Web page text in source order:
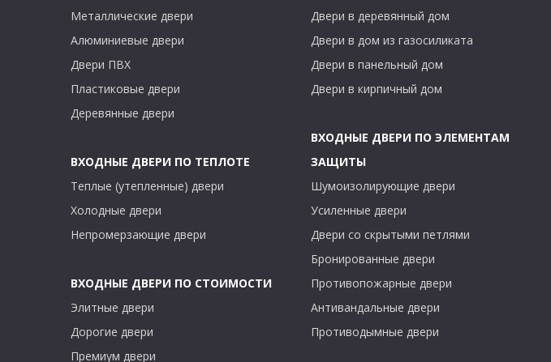
Металлические двери
Алюминиевые двери
Двери ПВХ
Пластиковые двери
Деревянные двери
ВХОДНЫЕ ДВЕРИ ПО ТЕПЛОТЕ
Теплые (утепленные) двери
Холодные двери
Непромерзающие двери
ВХОДНЫЕ ДВЕРИ ПО СТОИМОСТИ
Элитные двери
Дорогие двери
Премиум двери
Двери в деревянный дом
Двери в дом из газосиликата
Двери в панельный дом
Двери в кирпичный дом
ВХОДНЫЕ ДВЕРИ ПО ЭЛЕМЕНТАМ
ЗАЩИТЫ
Шумоизолирующие двери
Усиленные двери
Двери со скрытыми петлями
Бронированные двери
Противопожарные двери
Антивандальные двери
Противодымные двери